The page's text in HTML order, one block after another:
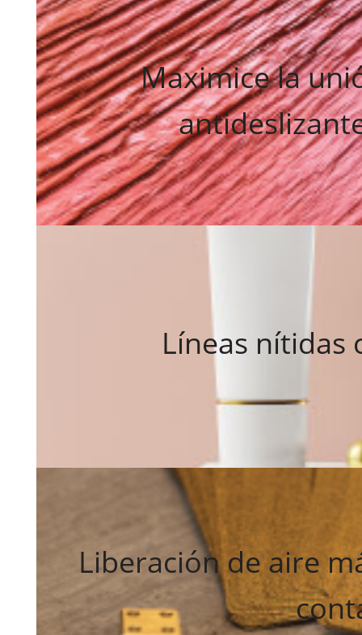
Maximice la
Líneas nítidas
Liberación de aire